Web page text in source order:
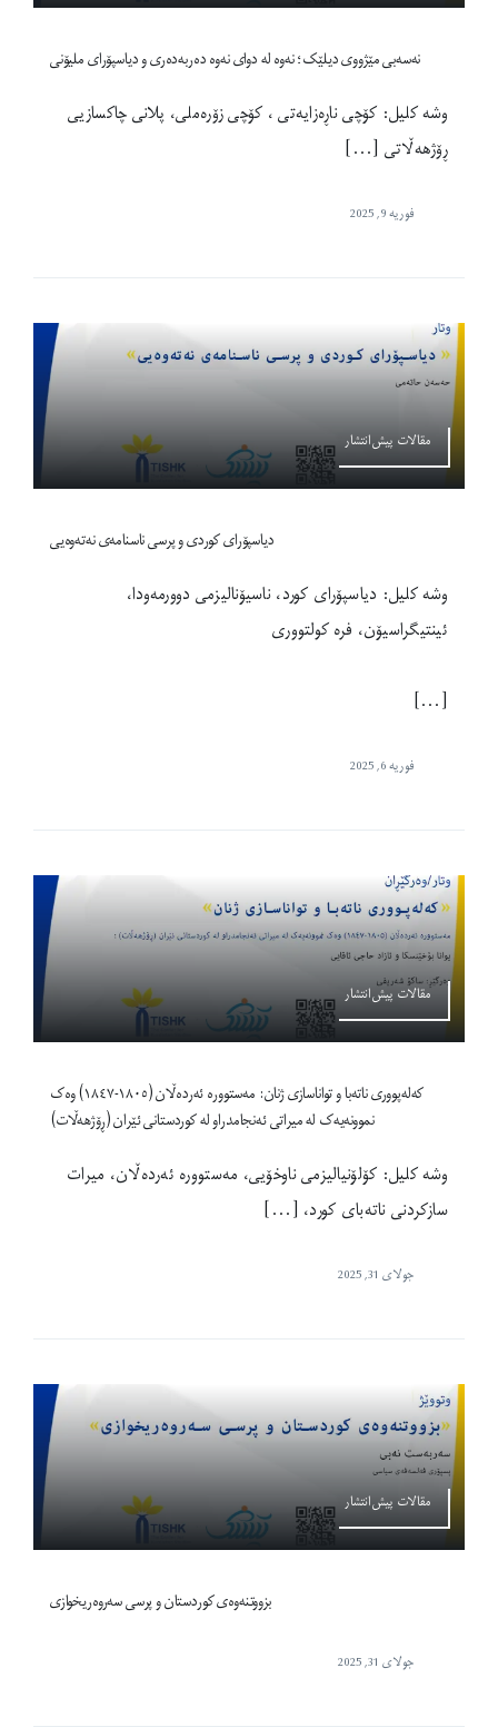
نەسەبی مێژووی دیلێک؛ نەوە لە دوای نەوە دەربەدەری و دیاسپۆرای ملیۆنی
وشە کلیل: کۆچی ناڕەزایەتی ، کۆچی زۆرەملی، پلانی چاکسازیی
ڕۆژهەڵاتی [...]
فوریه 9, 2025
مقالات پیش‌انتشار
دیاسپۆرای کوردی و پرسی ناسنامەی نەتەوەیی
وشە کلیل: دیاسپۆرای کورد، ناسیۆنالیزمی دوورمەودا،
ئینتیگراسیۆن، فرە کولتووری
[...]
فوریه 6, 2025
مقالات پیش‌انتشار
کەلەپووری ناتەبا و تواناسازی ژنان: مەستوورە ئەردەڵان (١٨٠٥-١٨٤٧) وەک
نموونەیەک لە میراتی ئەنجامدراو لە کوردستانی ئێران (ڕۆژهەڵات)
وشە کلیل: کۆلۆنیالیزمی ناوخۆیی، مەستوورە ئەردەڵان، میرات
سازکردنی ناتەبای کورد، [...]
جولای 31, 2025
مقالات پیش‌انتشار
بزووتنەوەی کوردستان و پرسی سەروەریخوازی
جولای 31, 2025